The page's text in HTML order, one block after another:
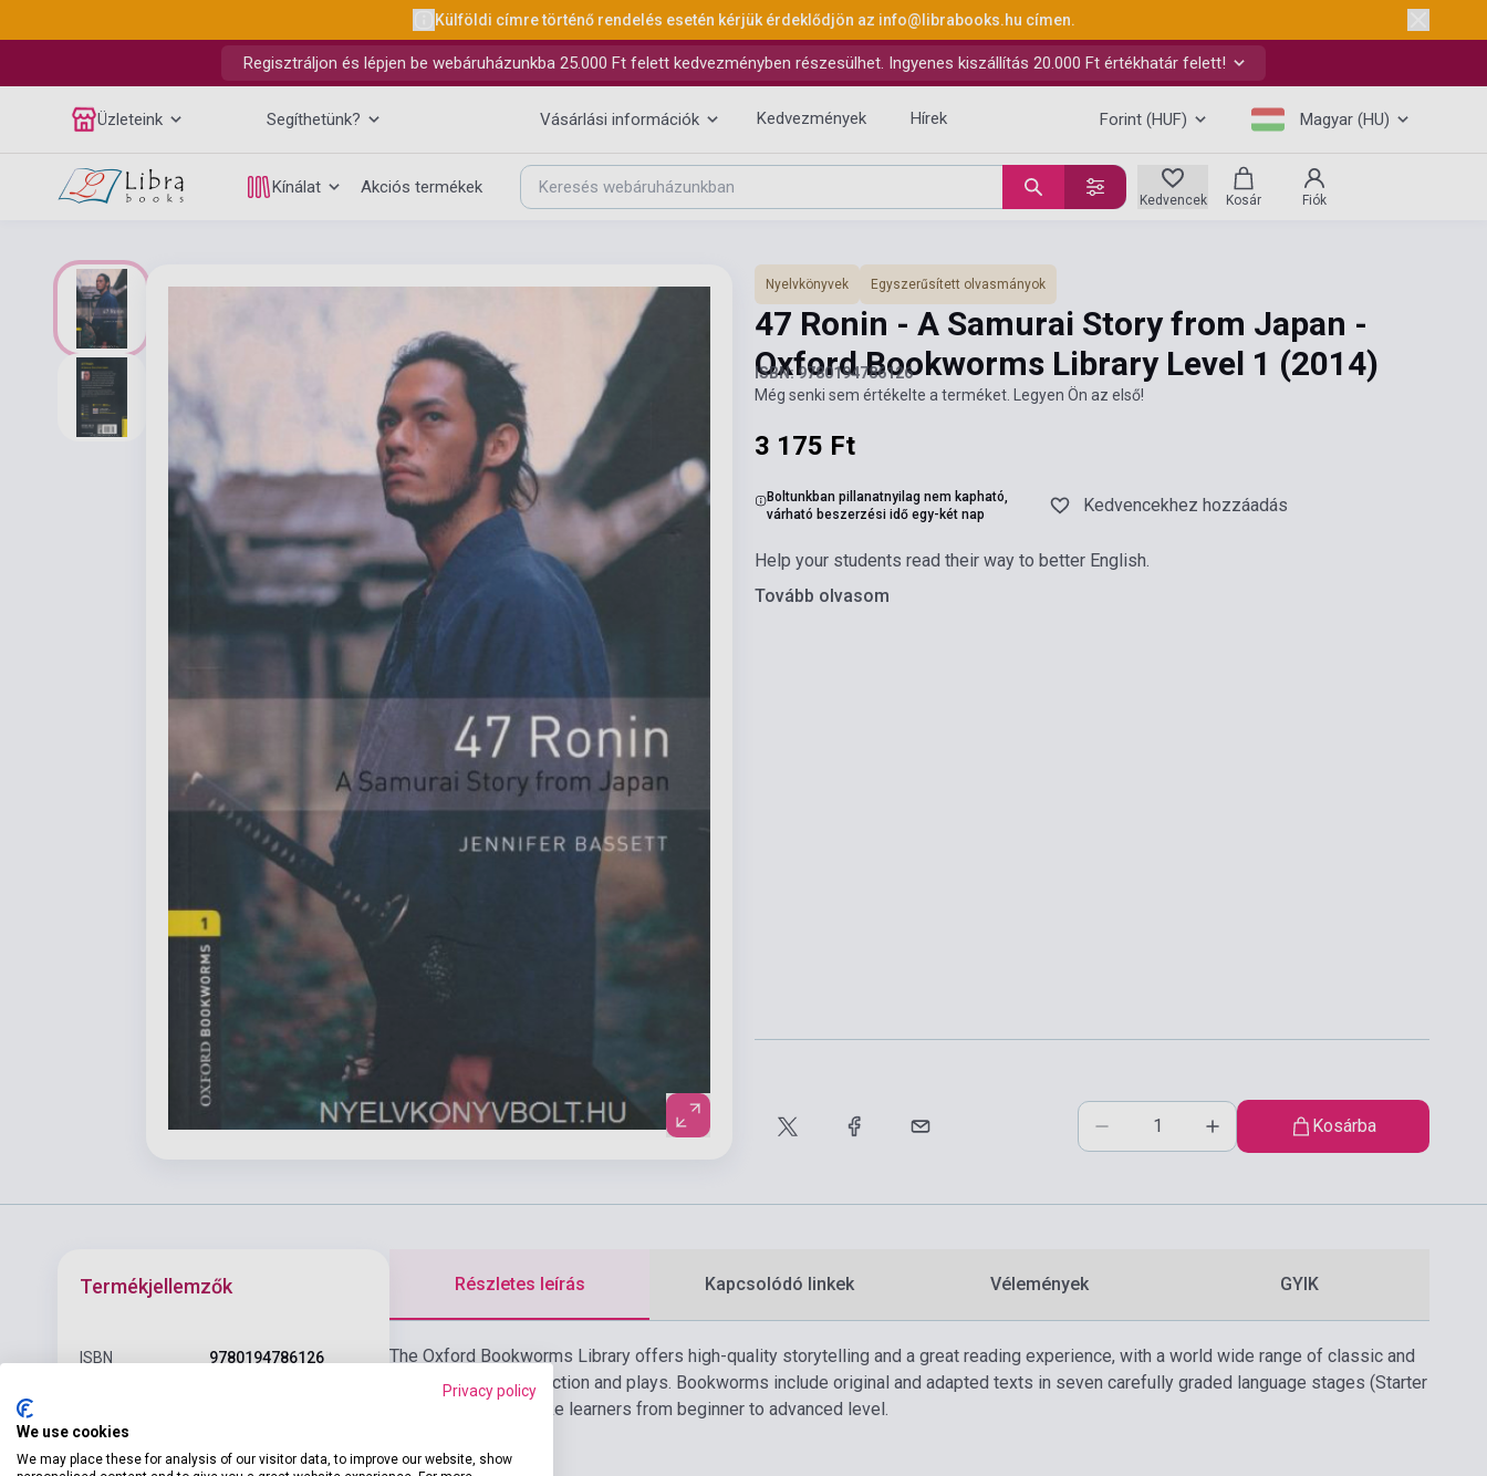
Külföldi címre történő rendelés esetén kérjük érdeklődjön az info@librabooks.hu címen.
Regisztráljon és lépjen be webáruházunkba 25.000 Ft felett kedvezményben részesülhet. Ingyenes kiszállítás 20.000 Ft értékhatár felett!
Üzleteink Segíthetünk? Vásárlási információk Kedvezmények Hírek Forint (HUF) Magyar (HU)
Kínálat Akciós termékek
Kedvencek Kosár Fiók
Nyelvkönyvek Egyszerűsített olvasmányok
47 Ronin - A Samurai Story from Japan -
Oxford Bookworms Library Level 1 (2014)
ISBN: 9780194786126
Még senki sem értékelte a terméket. Legyen Ön az első!
3 175 Ft
Boltunkban pillanatnyilag nem kapható,
várható beszerzési idő egy-két nap
Kedvencekhez hozzáadás
Help your students read their way to better English.
Tovább olvasom
Kosárba
Termékjellemzők
ISBN 9780194786126
Oldalszám
Részletes leírás Kapcsolódó linkek Vélemények GYIK
The Oxford Bookworms Library offers high-quality storytelling and a great reading experience, with a world wide range of classic and
modern fiction, non-fiction and plays. Bookworms include original and adapted texts in seven carefully graded language stages (Starter
to Stage 6), which take learners from beginner to advanced level.
Privacy policy
We use cookies
We may place these for analysis of our visitor data, to improve our website, show